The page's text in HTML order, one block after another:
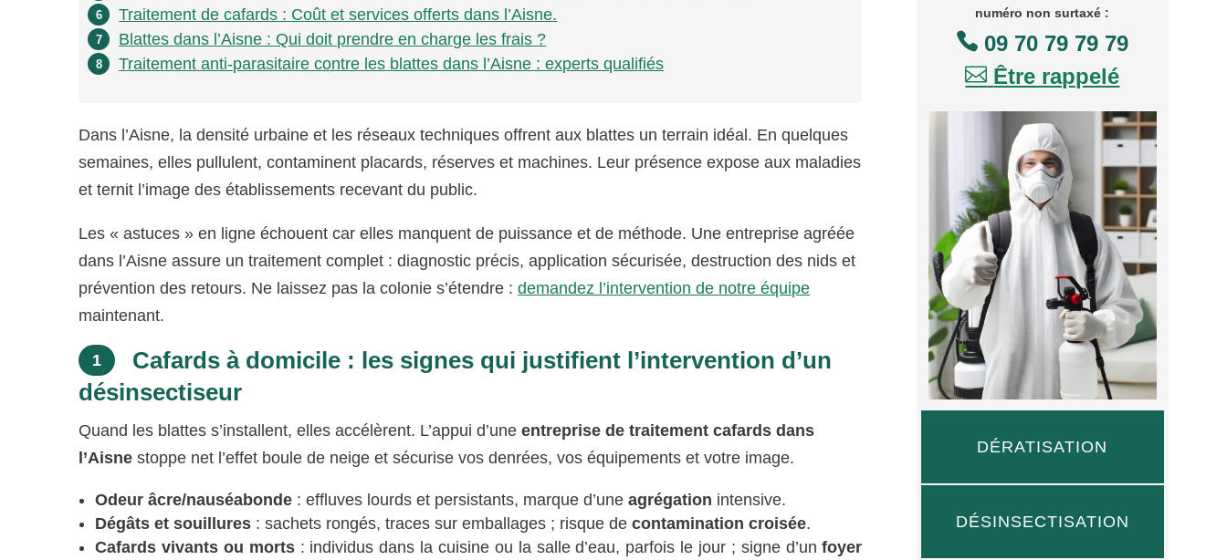
6 Traitement de cafards : Coût et services offerts dans l’Aisne.
7 Blattes dans l’Aisne : Qui doit prendre en charge les frais ?
8 Traitement anti-parasitaire contre les blattes dans l’Aisne : experts qualifiés
Dans l’Aisne, la densité urbaine et les réseaux techniques offrent aux blattes un terrain idéal. En quelques
semaines, elles pullulent, contaminent placards, réserves et machines. Leur présence expose aux maladies
et ternit l’image des établissements recevant du public.
Les « astuces » en ligne échouent car elles manquent de puissance et de méthode. Une entreprise agréée
dans l’Aisne assure un traitement complet : diagnostic précis, application sécurisée, destruction des nids et
prévention des retours. Ne laissez pas la colonie s’étendre :demandez l’intervention de notre équipe
maintenant.
1
Cafards à domicile : les signes qui justifient l’intervention d’un
désinsectiseur
Quand les blattes s’installent, elles accélèrent. L’appui d’uneentreprise de traitement cafards dans
l’Aisne stoppe net l’effet boule de neige et sécurise vos denrées, vos équipements et votre image.
Odeur âcre/nauséabonde : effluves lourds et persistants, marque d’uneagrégation intensive.
Dégâts et souillures : sachets rongés, traces sur emballages ; risque decontamination croisée.
Cafards vivants ou morts: individus dans la cuisine ou la salle d’eau, parfois le jour ; signe d’unfoyer
numéro non surtaxé :
 09 70 79 79 79
 Être rappelé
DÉRATISATION
DÉSINSECTISATION